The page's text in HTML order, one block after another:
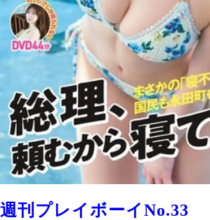
週刊プレイボーイNo.33